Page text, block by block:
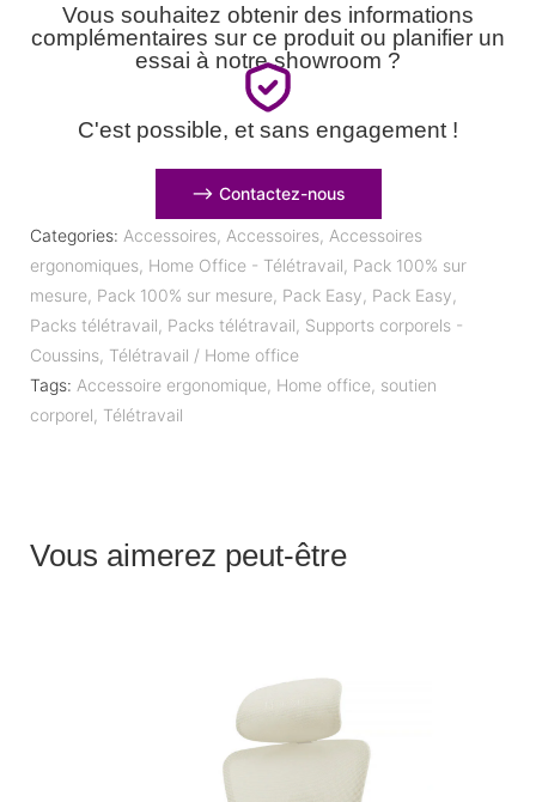
Vous souhaitez obtenir des informations
complémentaires sur ce produit ou planifier un
essai à notre showroom ?
C'est possible, et sans engagement !
⟶ Contactez-nous
Categories: Accessoires, Accessoires, Accessoires
ergonomiques, Home Office - Télétravail, Pack 100% sur
mesure, Pack 100% sur mesure, Pack Easy, Pack Easy,
Packs télétravail, Packs télétravail, Supports corporels -
Coussins, Télétravail / Home office
Tags: Accessoire ergonomique, Home office, soutien
corporel, Télétravail
Vous aimerez peut-être